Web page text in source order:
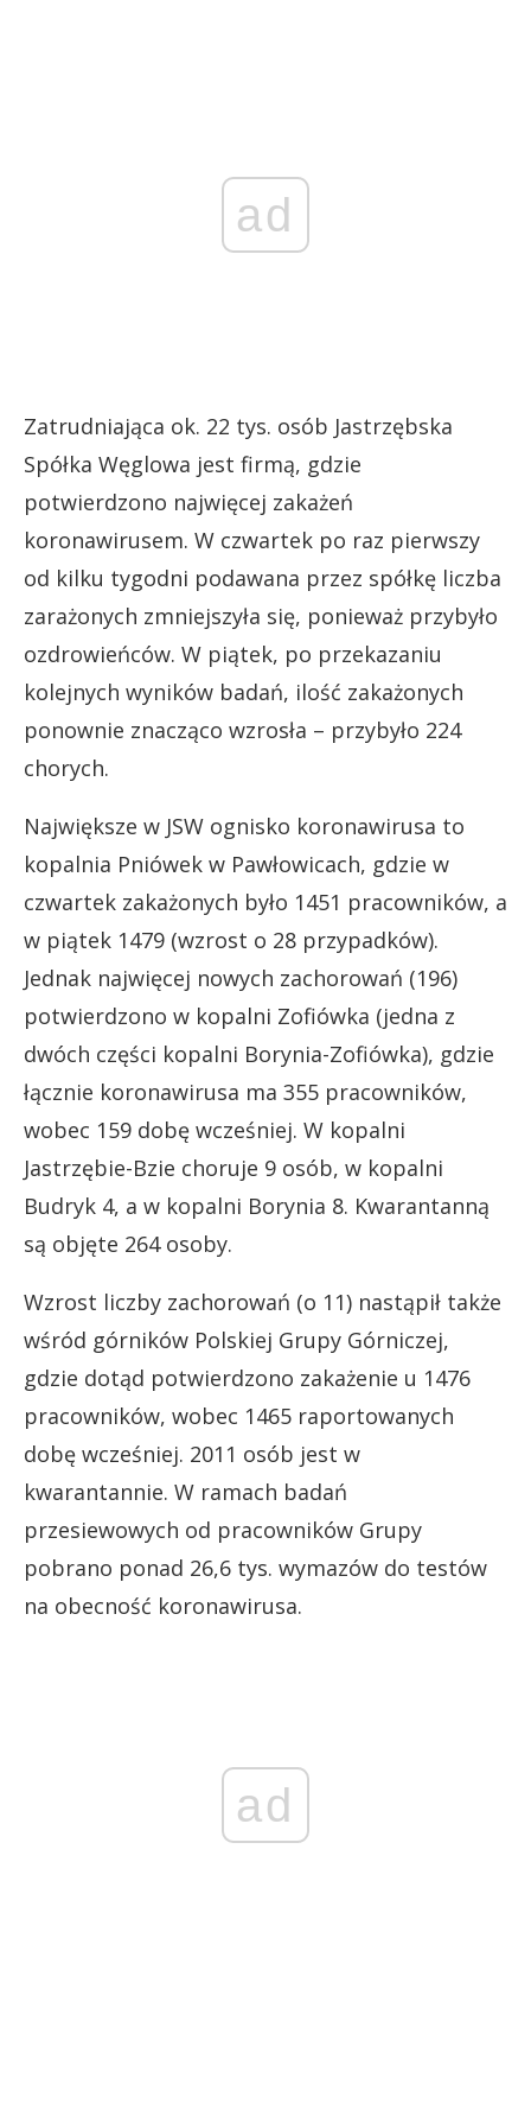
ad
Zatrudniająca ok. 22 tys. osób Jastrzębska
Spółka Węglowa jest firmą, gdzie
potwierdzono najwięcej zakażeń
koronawirusem. W czwartek po raz pierwszy
od kilku tygodni podawana przez spółkę liczba
zarażonych zmniejszyła się, ponieważ przybyło
ozdrowieńców. W piątek, po przekazaniu
kolejnych wyników badań, ilość zakażonych
ponownie znacząco wzrosła – przybyło 224
chorych.
Największe w JSW ognisko koronawirusa to
kopalnia Pniówek w Pawłowicach, gdzie w
czwartek zakażonych było 1451 pracowników, a
w piątek 1479 (wzrost o 28 przypadków).
Jednak najwięcej nowych zachorowań (196)
potwierdzono w kopalni Zofiówka (jedna z
dwóch części kopalni Borynia-Zofiówka), gdzie
łącznie koronawirusa ma 355 pracowników,
wobec 159 dobę wcześniej. W kopalni
Jastrzębie-Bzie choruje 9 osób, w kopalni
Budryk 4, a w kopalni Borynia 8. Kwarantanną
są objęte 264 osoby.
Wzrost liczby zachorowań (o 11) nastąpił także
wśród górników Polskiej Grupy Górniczej,
gdzie dotąd potwierdzono zakażenie u 1476
pracowników, wobec 1465 raportowanych
dobę wcześniej. 2011 osób jest w
kwarantannie. W ramach badań
przesiewowych od pracowników Grupy
pobrano ponad 26,6 tys. wymazów do testów
na obecność koronawirusa.
ad